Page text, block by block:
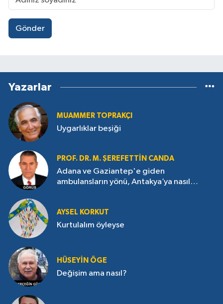
Gönder
Yazarlar
MUAMMER TOPRAKÇI
Uygarlıklar beşiği
PROF. DR. M. ŞEREFETTIN CANDA
Adana ve Gaziantep'e giden
ambulansların yönü, Antakya’ya nasıl
AYSEL KORKUT
Kurtulalım öyleyse
HÜSEYIN ÖGE
Değişim ama nasıl?